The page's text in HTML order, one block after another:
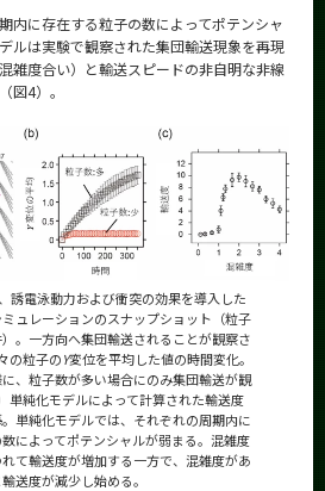
内に存在する粒子の数によってポテンシャ
ルは実験で観察された集団輸送現象を再現
雑度合い）と輸送スピードの非自明な非線
図4）。
誘電泳動力および衝突の効果を導入した
ュレーションのスナップショット（粒子
。一方向へ集団輸送されることが観察さ
の粒子のY変位を平均した値の時間変化。
、粒子数が多い場合にのみ集団輸送が観
単純化モデルによって計算された輸送度
単純化モデルでは、それぞれの周期内に
によってポテンシャルが弱まる。混雑度
て輸送度が増加する一方で、混雑度があ
送度が減少し始める。